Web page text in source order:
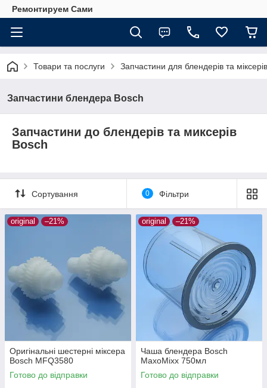
Ремонтируем Сами
Товари та послуги Запчастини для блендерів та міксерів
Запчастини блендера Bosch
Запчастини до блендерів та миксерів
Bosch
Сортування 0 Фільтри
original –21%
Оригінальні шестерні міксера
Bosch MFQ3580
Готово до відправки
original –21%
Чаша блендера Bosch
MaxoMixx 750мл
Готово до відправки